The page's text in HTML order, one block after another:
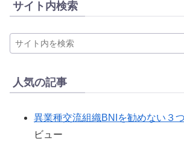
サイト内検索
人気の記事
異業種交流組織BNIを勧めない３
ビュー